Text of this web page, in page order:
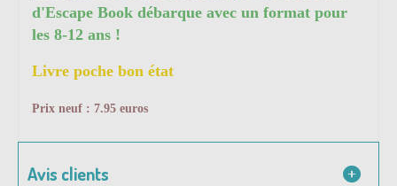
d'Escape Book débarque avec un format pour
les 8-12 ans !
Livre poche bon état
Prix neuf : 7.95 euros
Avis clients